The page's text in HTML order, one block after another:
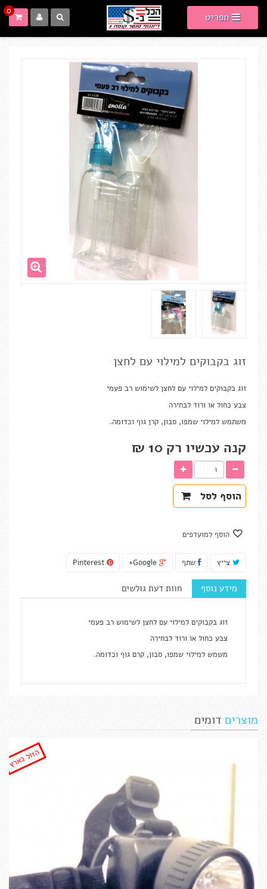
תפריט 0
זוג בקבוקים למילוי עם לחצן
זוג בקבוקים למילוי עם לחצן לשימוש רב פעמי
צבע כחול או ורוד לבחירה
משתמש למילוי שמפו, סבון, קרן גוף וכדומה.
קנה עכשיו רק 10 ₪‎
הוסף לסל
הוסף למועדפים
צייץ שתף
מידע נוסף חוות דעת גולשים
זוג בקבוקים למילוי עם לחצן לשימוש רב פעמי
צבע כחול או ורוד לבחירה
משמש למילוי שמפו, סבון, קרם גוף וכדומה.
מוצרים דומים
הזול בארץ